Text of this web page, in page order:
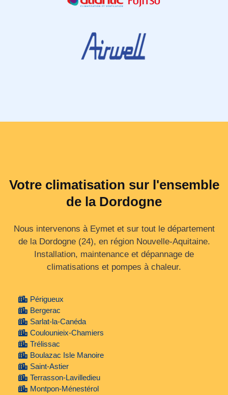
Votre climatisation sur l'ensemble
de la Dordogne
Nous intervenons à Eymet et sur tout le département
de la Dordogne (24), en région Nouvelle‑Aquitaine.
Installation, maintenance et dépannage de
climatisations et pompes à chaleur.
Périgueux
Bergerac
Sarlat-la-Canéda
Coulounieix-Chamiers
Trélissac
Boulazac Isle Manoire
Saint-Astier
Terrasson-Lavilledieu
Montpon-Ménestérol